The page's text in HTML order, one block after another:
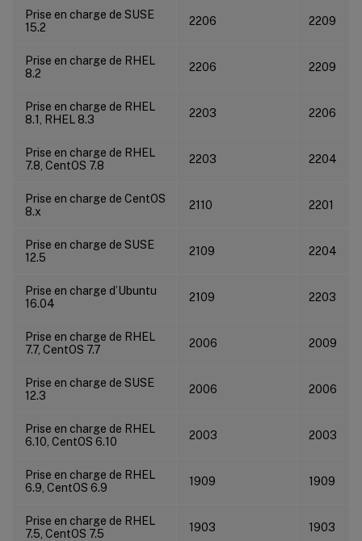
Prise en charge de SUSE
15.2
2206 2209
Prise en charge de RHEL
8.2
2206 2209
Prise en charge de RHEL
8.1, RHEL 8.3
2203 2206
Prise en charge de RHEL
7.8, CentOS 7.8
2203 2204
Prise en charge de CentOS
8.x
2110 2201
Prise en charge de SUSE
12.5
2109 2204
Prise en charge d’Ubuntu
16.04
2109 2203
Prise en charge de RHEL
7.7, CentOS 7.7
2006 2009
Prise en charge de SUSE
12.3
2006 2006
Prise en charge de RHEL
6.10, CentOS 6.10
2003 2003
Prise en charge de RHEL
6.9, CentOS 6.9
1909 1909
Prise en charge de RHEL
7.5, CentOS 7.5
1903 1903